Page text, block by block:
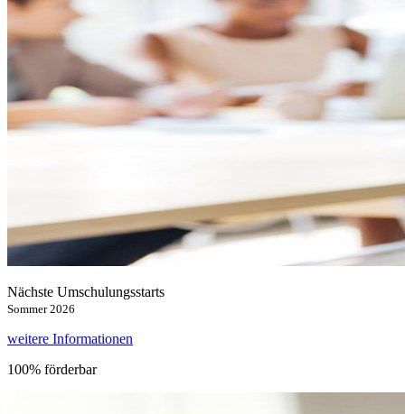
Nächste Umschulungsstarts
Sommer 2026
weitere Informationen
100% förderbar